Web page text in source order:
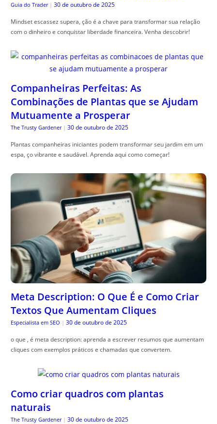
Guia do Trader | 30 de outubro de 2025
Mindset escassez supera, ção é a chave para transformar sua relação
com o dinheiro e conquistar liberdade financeira. Venha descobrir!
Companheiras Perfeitas: As
Combinações de Plantas que se Ajudam
Mutuamente a Prosperar
The Trusty Gardener | 30 de outubro de 2025
Plantas companheiras iniciantes podem transformar seu jardim em um
espa, ço vibrante e saudável. Aprenda aqui como começar!
Meta Description: O Que É e Como Criar
Textos Que Aumentam Cliques
Especialista em SEO | 30 de outubro de 2025
o que , é meta description: aprenda a escrever resumos que aumentam
cliques com exemplos práticos e chamadas que convertem.
Como criar quadros com plantas
naturais
The Trusty Gardener | 30 de outubro de 2025